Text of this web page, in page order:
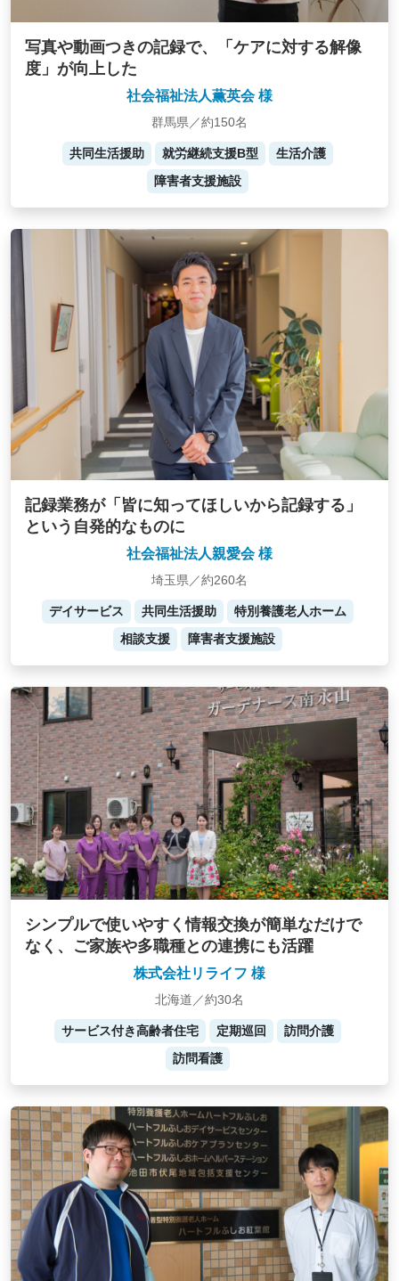
写真や動画つきの記録で、「ケアに対する解像
度」が向上した
社会福祉法人薫英会 様
群馬県／約150名
共同生活援助 就労継続支援B型
生活介護
障害者支援施設
記録業務が「皆に知ってほしいから記録する」
という自発的なものに
社会福祉法人親愛会 様
埼玉県／約260名
デイサービス 共同生活援助
特別養護老人ホーム
相談支援
障害者支援施設
シンプルで使いやすく情報交換が簡単なだけで
なく、ご家族や多職種との連携にも活躍
株式会社リライフ 様
北海道／約30名
サービス付き高齢者住宅 定期巡回
訪問介護
訪問看護